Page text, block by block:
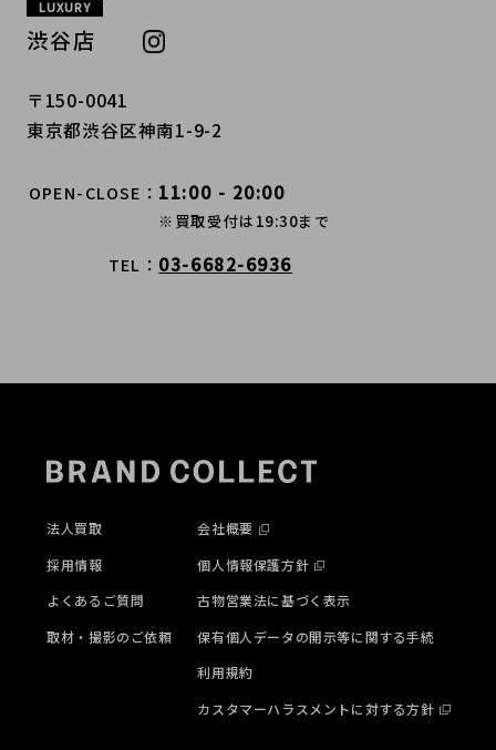
LUXURY
渋谷店
〒150-0041
東京都渋谷区神南1-9-2
OPEN-CLOSE 11:00 - 20:00
※買取受付は19:30まで
TEL 03-6682-6936
法人買取
採用情報
よくあるご質問
取材・撮影のご依頼
会社概要
個人情報保護方針
古物営業法に基づく表示
保有個人データの開示等に関する手続
利用規約
カスタマーハラスメントに対する方針